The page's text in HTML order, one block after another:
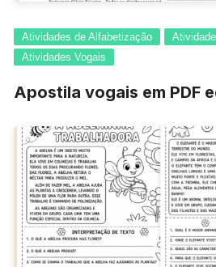
Atividades de Alfabetização
Atividades Vogais
Apostila vogais em PDF